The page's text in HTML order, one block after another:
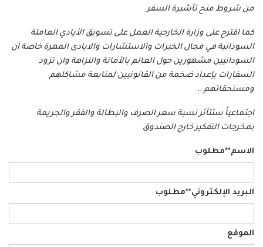
من شروط منح تأشيرة السفر
كما اقترح على وزارة الخارجية العمل على تسويق الأيادي العاملة
السودانية في مجال الخبرات والاستشارات والايادى المهرة خاصة ان
السودانيين مشهورين حول العالم بالأمانة والنزاهة وان تزود
السفارات بإعداد ضخمة من القانونيين لمتابعة مشاكلهم
ومستحقاتهم ..
اجتماعياً ستتأثر نسبة سعر الصرف والبطالة والفقر والجريمة
بمخرجات التفكير خارج الصندوق
الاسم**مطلوب
البريد الإلكتروني**مطلوب
الموقع